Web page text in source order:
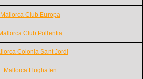
Mallorca Club Europa
Club Pollentia
Colonia Sant Jordi
Mallorca Flughafen